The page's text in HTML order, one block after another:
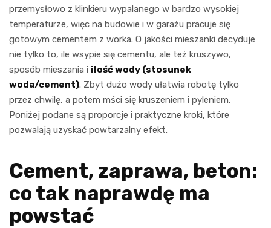
przemysłowo z klinkieru wypalanego w bardzo wysokiej
temperaturze, więc na budowie i w garażu pracuje się
gotowym cementem z worka. O jakości mieszanki decyduje
nie tylko to, ile wsypie się cementu, ale też kruszywo,
sposób mieszania i ilość wody (stosunek
woda/cement). Zbyt dużo wody ułatwia robotę tylko
przez chwilę, a potem mści się kruszeniem i pyleniem.
Poniżej podane są proporcje i praktyczne kroki, które
pozwalają uzyskać powtarzalny efekt.
Cement, zaprawa, beton:
co tak naprawdę ma
powstać